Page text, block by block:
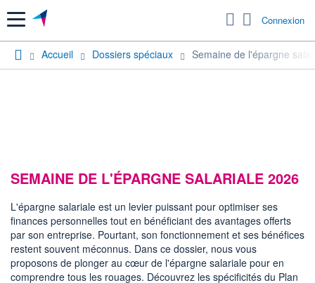
Menu Connexion
Accueil Dossiers spéciaux Semaine de l'épargne
SEMAINE DE L'ÉPARGNE SALARIALE 2026
L'épargne salariale est un levier puissant pour optimiser ses
finances personnelles tout en bénéficiant des avantages offerts
par son entreprise. Pourtant, son fonctionnement et ses bénéfices
restent souvent méconnus. Dans ce dossier, nous vous
proposons de plonger au cœur de l'épargne salariale pour en
comprendre tous les rouages. Découvrez les spécificités du Plan